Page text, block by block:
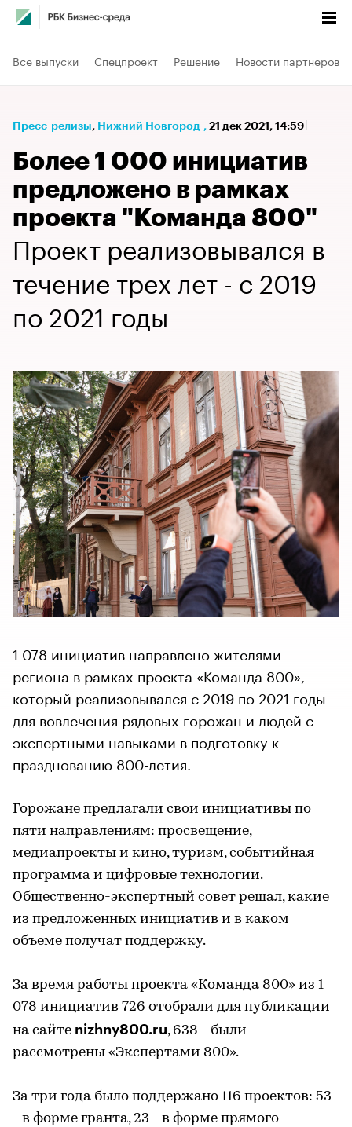
Все выпуски Спецпроект Решение Новости партнеров
Пресс-релизы⁠, Нижний Новгород , 21 дек 2021, 14:59
Более 1 000 инициатив
предложено в рамках
проекта "Команда 800"
Проект реализовывался в
течение трех лет - с 2019
по 2021 годы
1 078 инициатив направлено жителями
региона в рамках проекта «Команда 800»,
который реализовывался с 2019 по 2021 годы
для вовлечения рядовых горожан и людей с
экспертными навыками в подготовку к
празднованию 800-летия.
Горожане предлагали свои инициативы по
пяти направлениям: просвещение,
медиапроекты и кино, туризм, событийная
программа и цифровые технологии.
Общественно-экспертный совет решал, какие
из предложенных инициатив и в каком
объеме получат поддержку.
За время работы проекта «Команда 800» из 1
078 инициатив 726 отобрали для публикации
на сайте nizhny800.ru, 638 - были
рассмотрены «Экспертами 800».
За три года было поддержано 116 проектов: 53
- в форме гранта, 23 - в форме прямого